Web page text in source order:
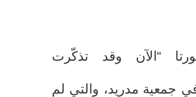
“الآن وقد تذكّرت
جمعية مدريد، والتي لم